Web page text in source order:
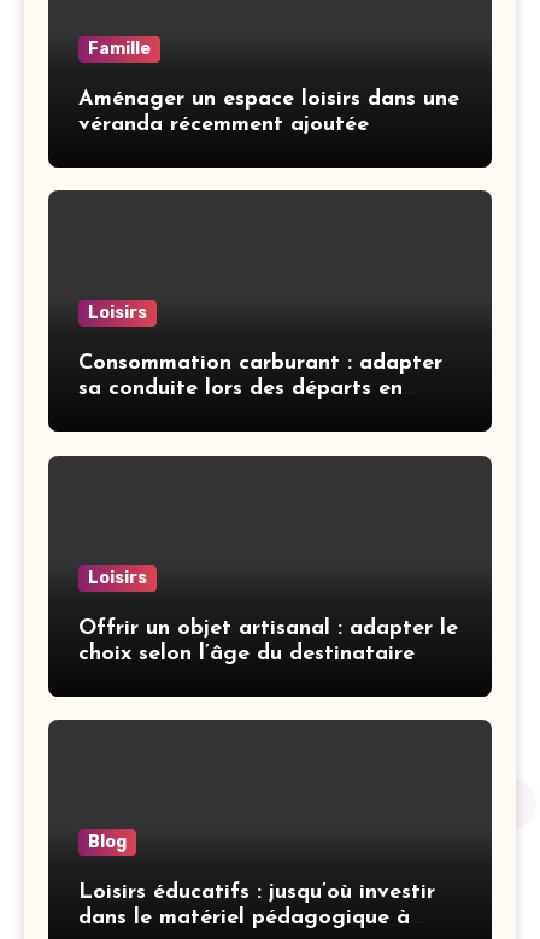
Famille
Aménager un espace loisirs dans une
véranda récemment ajoutée
Loisirs
Consommation carburant : adapter
sa conduite lors des départs en
Loisirs
Offrir un objet artisanal : adapter le
choix selon l’âge du destinataire
Blog
Loisirs éducatifs : jusqu’où investir
dans le matériel pédagogique à